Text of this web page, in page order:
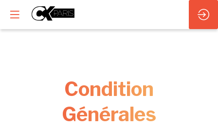
Condition
Générales